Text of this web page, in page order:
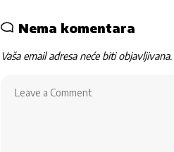
Nema komentara
Vaša email adresa neće biti objavljivana.